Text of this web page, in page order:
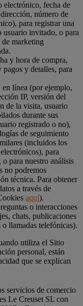
electrónico, fecha de
número de
para registrar una
usuario invitado, o para
de marketing
y hora de compra,
pagos y detalles, para
en línea (por ejemplo,
IP, versión del
de la visita, usuario
durante sus
registrado o no),
de seguimiento
(incluidos los
para
para nuestro análisis
no podremos
técnica. Para obtener
a través de
aquí).
o interacciones
chats, publicaciones
llamadas telefónicas).
utiliza el Sitio
personal, están
que se explican
servicios de comercio
Le Creuset SL con